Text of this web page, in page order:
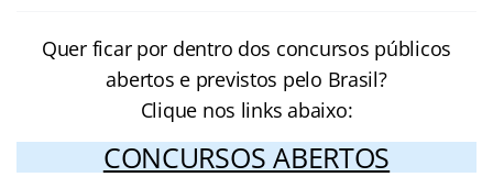
Quer ficar por dentro dos concursos públicos
abertos e previstos pelo Brasil?
Clique nos links abaixo:
CONCURSOS ABERTOS